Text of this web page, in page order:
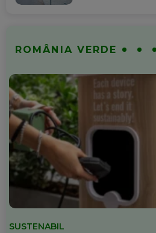
ROMÂNIA VERDE
SUSTENABIL